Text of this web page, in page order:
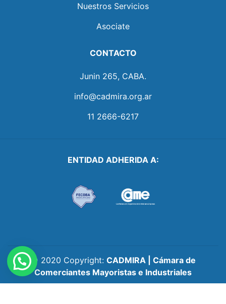
Nuestros Servicios
Asociate
CONTACTO
Junin 265, CABA.
info@cadmira.org.ar
11 2666-6217
ENTIDAD ADHERIDA A:
© 2020 Copyright: CADMIRA | Cámara de
Comerciantes Mayoristas e Industriales